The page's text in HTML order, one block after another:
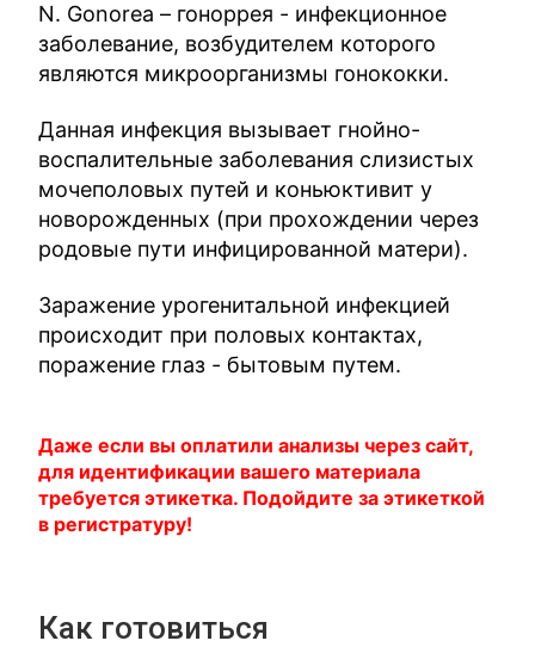
N. Gonorea – гоноррея - инфекционное
заболевание, возбудителем которого
являются микроорганизмы гонококки.
Данная инфекция вызывает гнойно-
воспалительные заболевания слизистых
мочеполовых путей и коньюктивит у
новорожденных (при прохождении через
родовые пути инфицированной матери).
Заражение урогенитальной инфекцией
происходит при половых контактах,
поражение глаз - бытовым путем.
Даже если вы оплатили анализы через сайт,
для идентификации вашего материала
требуется этикетка. Подойдите за этикеткой
в регистратуру!
Как готовиться